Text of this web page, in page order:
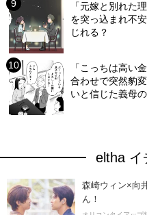
「元嫁と別れた
を突っ込まれ不
じれる？
「こっちは高い
合わせで突然豹
いと信じた義母
eltha イ
森崎ウィン×向
ん！